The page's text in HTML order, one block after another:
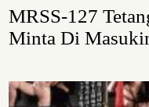
MRSS-127
Minta Di